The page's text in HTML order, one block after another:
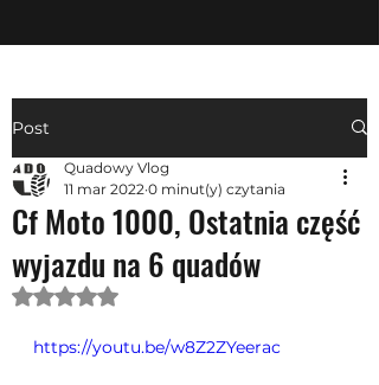
Post
Cf Moto 1000, Ostatnia część
wyjazdu na 6 quadów
Quadowy Vlog
11 mar 2022 0 minut(y) czytania
Oceniono na NaN z 5 gwiazdek.
https://youtu.be/w8Z2ZYeerac